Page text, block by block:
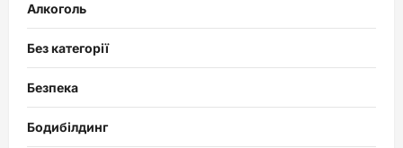
Алкоголь
Без категорії
Безпека
Бодибілдинг